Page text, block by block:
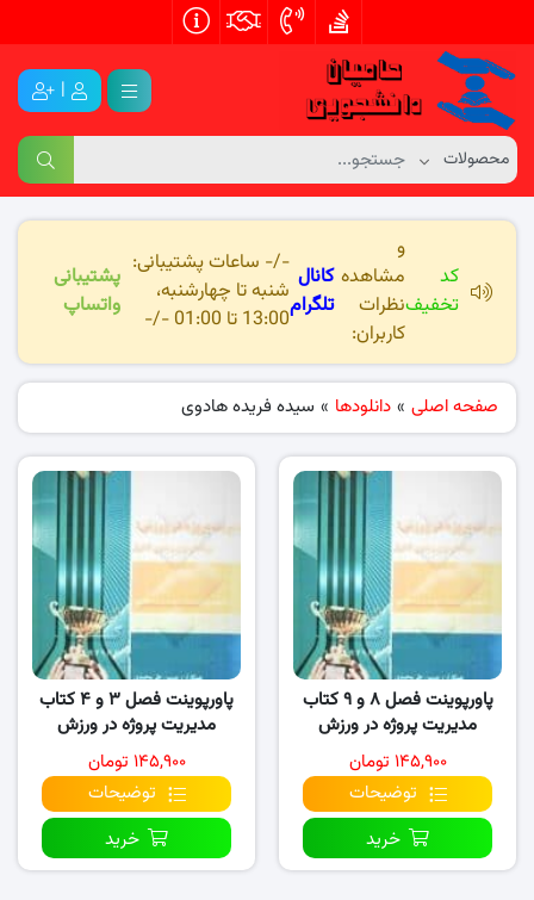
|
کد
تخفیف
و
مشاهده
نظرات
کاربران:
کانال
تلگرام
-/- ساعات پشتیبانی:
شنبه تا چهارشنبه،
13:00 تا 01:00 -/-
پشتیبانی
واتساپ
صفحه اصلی » دانلودها » سیده فریده هادوی
پاورپوینت فصل ۸ و ۹ کتاب
مدیریت پروژه در ورزش
۱۴۵,۹۰۰ تومان
توضیحات
خرید
پاورپوینت فصل ۳ و ۴ کتاب
مدیریت پروژه در ورزش
۱۴۵,۹۰۰ تومان
توضیحات
خرید